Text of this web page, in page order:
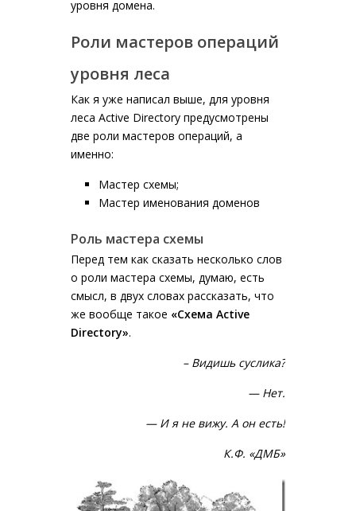
уровня домена.
Роли мастеров операций
уровня леса
Как я уже написал выше, для уровня
леса Active Directory предусмотрены
две роли мастеров операций, а
именно:
Мастер схемы;
Мастер именования доменов
Роль мастера схемы
Перед тем как сказать несколько слов
о роли мастера схемы, думаю, есть
смысл, в двух словах рассказать, что
же вообще такое «Схема Active
Directory».
– Видишь суслика?
— Нет.
— И я не вижу. А он есть!
К.Ф. «ДМБ»